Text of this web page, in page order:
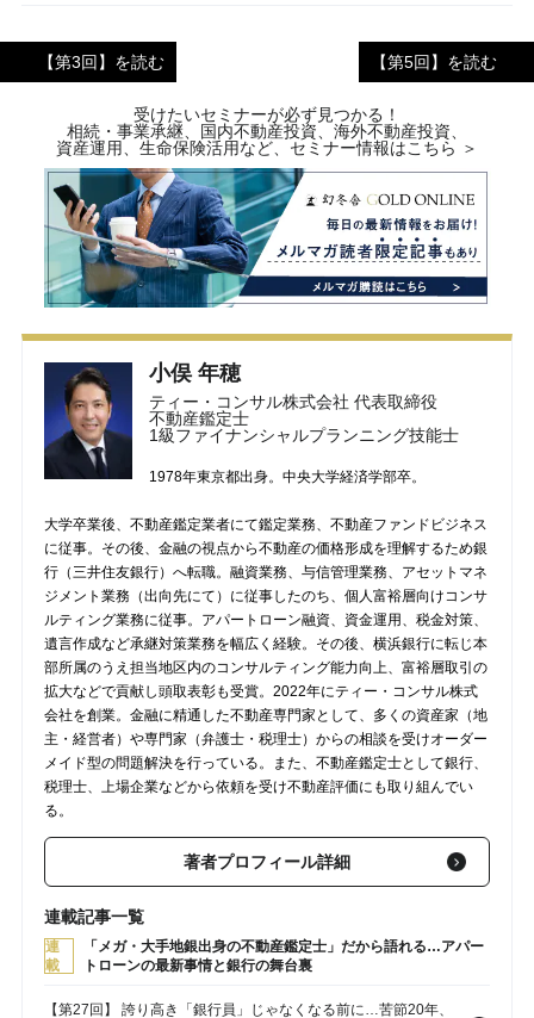
【第3回】を読む 【第5回】を読む
受けたいセミナーが必ず見つかる！
相続・事業承継、国内不動産投資、海外不動産投資、
資産運用、生命保険活用など、セミナー情報はこちら ＞
小俣 年穂
ティー・コンサル株式会社 代表取締役
不動産鑑定士
1級ファイナンシャルプランニング技能士
1978年東京都出身。中央大学経済学部卒。
大学卒業後、不動産鑑定業者にて鑑定業務、不動産ファンドビジネス
に従事。その後、金融の視点から不動産の価格形成を理解するため銀
行（三井住友銀行）へ転職。融資業務、与信管理業務、アセットマネ
ジメント業務（出向先にて）に従事したのち、個人富裕層向けコンサ
ルティング業務に従事。アパートローン融資、資金運用、税金対策、
遺言作成など承継対策業務を幅広く経験。その後、横浜銀行に転じ本
部所属のうえ担当地区内のコンサルティング能力向上、富裕層取引の
拡大などで貢献し頭取表彰も受賞。2022年にティー・コンサル株式
会社を創業。金融に精通した不動産専門家として、多くの資産家（地
主・経営者）や専門家（弁護士・税理士）からの相談を受けオーダー
メイド型の問題解決を行っている。また、不動産鑑定士として銀行、
税理士、上場企業などから依頼を受け不動産評価にも取り組んでい
る。
著者プロフィール詳細
連載記事一覧
連
載
「メガ・大手地銀出身の不動産鑑定士」だから語れる…アパー
トローンの最新事情と銀行の舞台裏
【第27回】 誇り高き「銀行員」じゃなくなる前に…苦節20年、